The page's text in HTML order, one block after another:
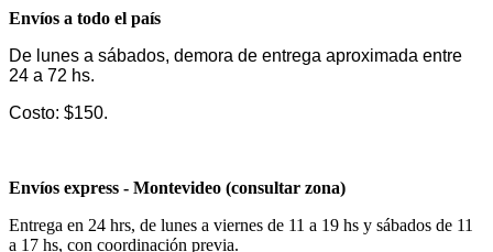
Envíos a todo el país
De lunes a sábados, demora de entrega aproximada entre
24 a 72 hs.
Costo: $150.
Envíos express - Montevideo (consultar zona)
Entrega en 24 hrs, de lunes a viernes de 11 a 19 hs y sábados de 11
a 17 hs, con coordinación previa.